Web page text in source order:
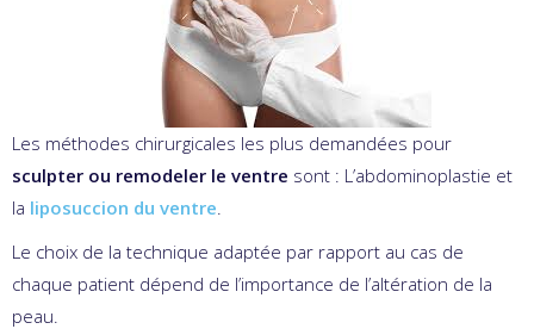
Les méthodes chirurgicales les plus demandées pour
sculpter ou remodeler le ventre sont : L’abdominoplastie et
la liposuccion du ventre.
Le choix de la technique adaptée par rapport au cas de
chaque patient dépend de l’importance de l’altération de la
peau.